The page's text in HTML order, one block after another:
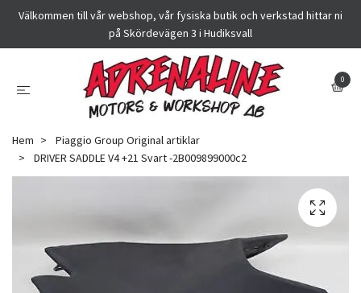
Välkommen till vår webshop, vår fysiska butik och verkstad hittar ni
på Skördevägen 3 i Hudiksvall
0
Hem
Piaggio Group Original artiklar
DRIVER SADDLE V4 +21 Svart -2B009899000c2